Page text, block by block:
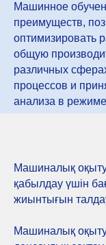
Машинное
преимуществ,
оптимизировать
общую
различных
процессов и
анализа в
Машиналық
қабылдау үшін
жиынтығын
Машиналық